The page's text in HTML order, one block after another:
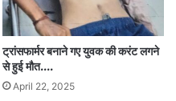
ट्रांसफार्मर बनाने गए युवक की करंट लगने
से हुई मौत….
April 22, 2025